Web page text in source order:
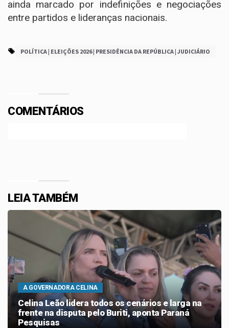
ainda marcado por indefinições e negociações
entre partidos e lideranças nacionais.
POLÍTICA | ELEIÇÕES 2026 | PRESIDÊNCIA DA REPÚBLICA | JUDICIÁRIO
COMENTÁRIOS
LEIA TAMBÉM
A GOVERNADORA CELINA
Celina Leão lidera todos os cenários e larga na
frente na disputa pelo Buriti, aponta Paraná
Pesquisas